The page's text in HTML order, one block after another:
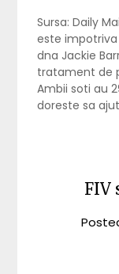
Sursa: Daily
este
dna Jackie
tratament de
Ambii soti au
doreste sa
FIV